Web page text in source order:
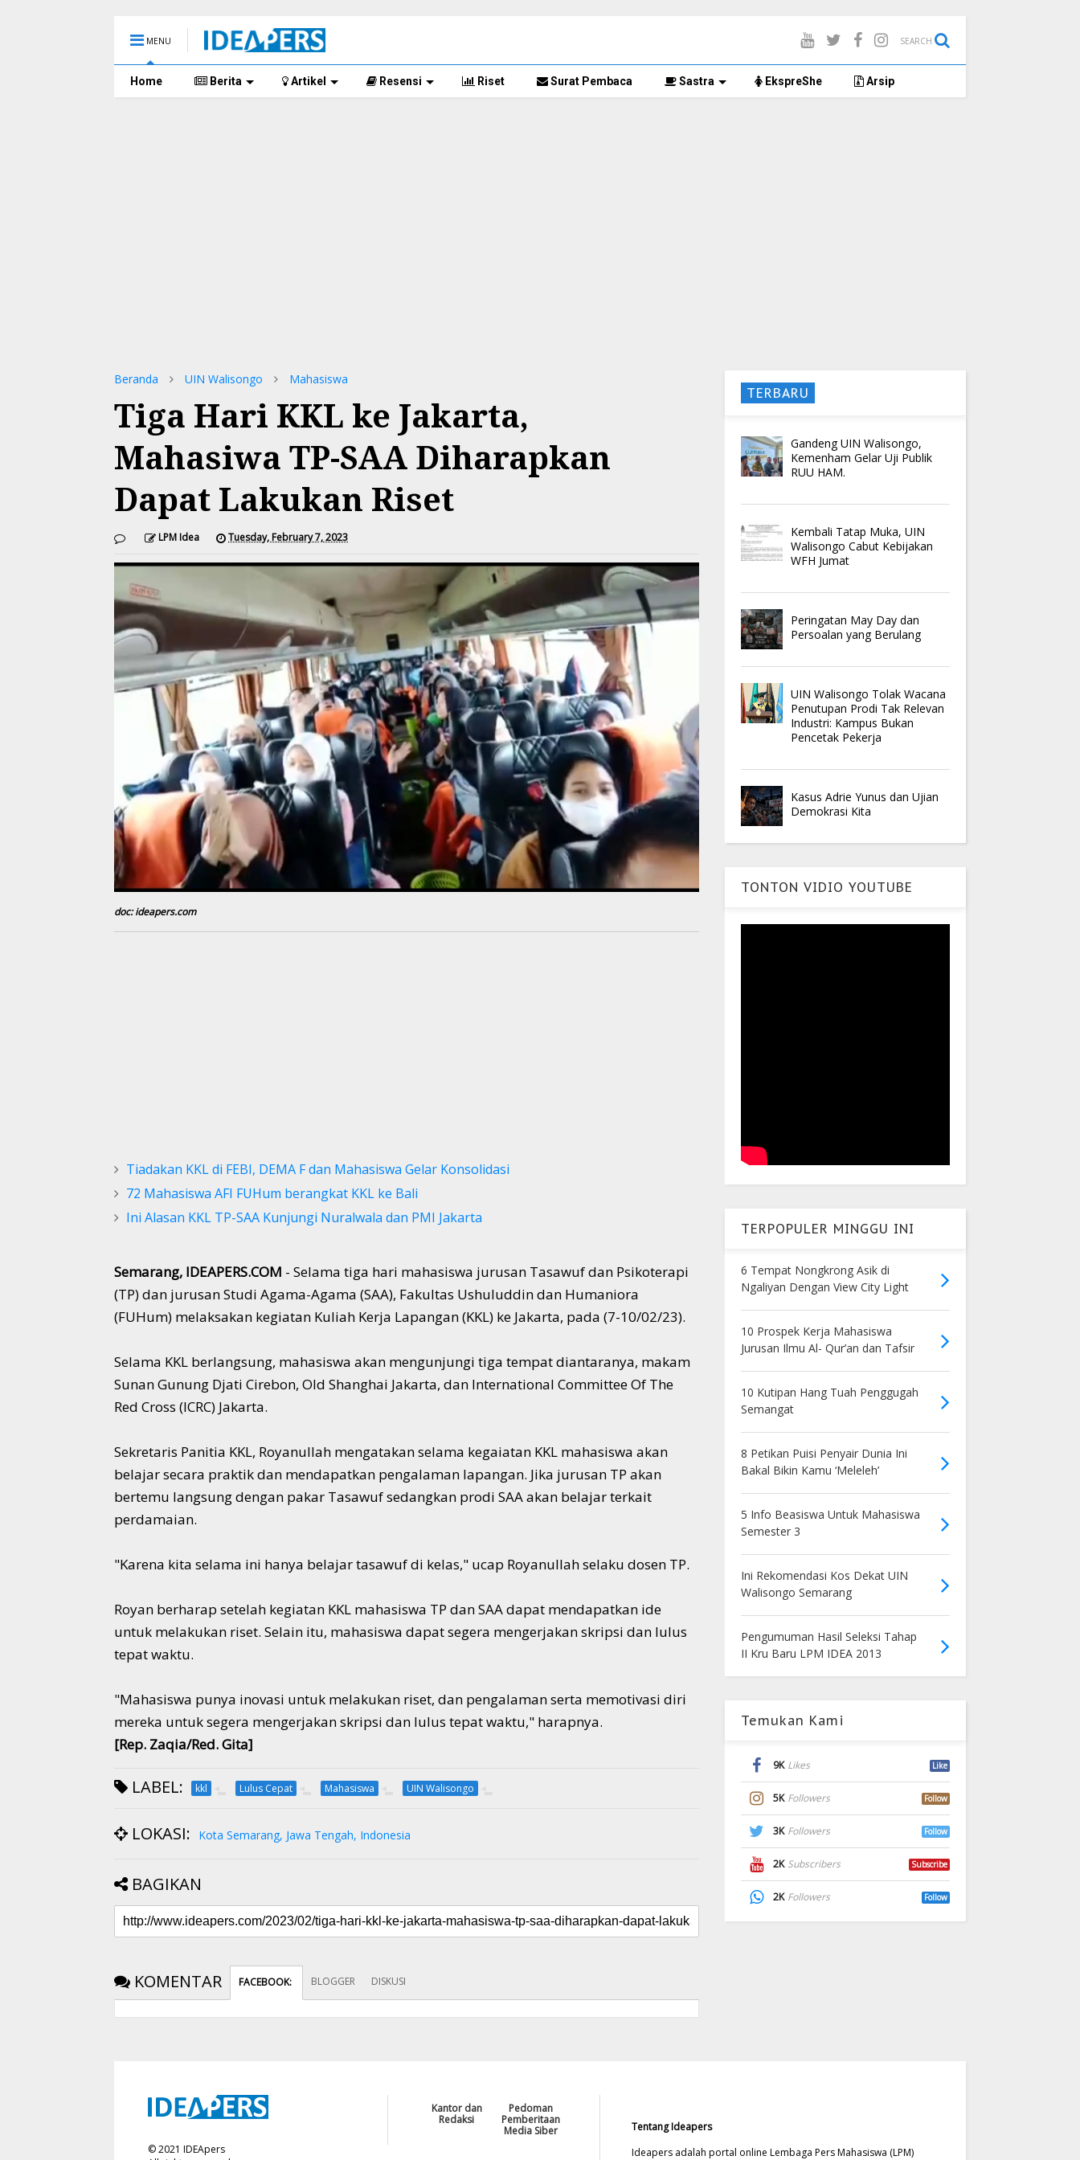
MENU SEARCH
Home Berita Artikel Resensi Riset Surat Pembaca Sastra EkspreShe Arsip
Beranda UIN Walisongo Mahasiswa
Tiga Hari KKL ke Jakarta,
Mahasiwa TP-SAA Diharapkan
Dapat Lakukan Riset
LPM Idea Tuesday, February 7, 2023
doc: ideapers.com
Tiadakan KKL di FEBI, DEMA F dan Mahasiswa Gelar Konsolidasi
72 Mahasiswa AFI FUHum berangkat KKL ke Bali
Ini Alasan KKL TP-SAA Kunjungi Nuralwala dan PMI Jakarta
Semarang, IDEAPERS.COM - Selama tiga hari mahasiswa jurusan Tasawuf dan Psikoterapi
(TP) dan jurusan Studi Agama-Agama (SAA), Fakultas Ushuluddin dan Humaniora
(FUHum) melaksakan kegiatan Kuliah Kerja Lapangan (KKL) ke Jakarta, pada (7-10/02/23).
Selama KKL berlangsung, mahasiswa akan mengunjungi tiga tempat diantaranya, makam
Sunan Gunung Djati Cirebon, Old Shanghai Jakarta, dan International Committee Of The
Red Cross (ICRC) Jakarta.
Sekretaris Panitia KKL, Royanullah mengatakan selama kegaiatan KKL mahasiswa akan
belajar secara praktik dan mendapatkan pengalaman lapangan. Jika jurusan TP akan
bertemu langsung dengan pakar Tasawuf sedangkan prodi SAA akan belajar terkait
perdamaian.
"Karena kita selama ini hanya belajar tasawuf di kelas," ucap Royanullah selaku dosen TP.
Royan berharap setelah kegiatan KKL mahasiswa TP dan SAA dapat mendapatkan ide
untuk melakukan riset. Selain itu, mahasiswa dapat segera mengerjakan skripsi dan lulus
tepat waktu.
"Mahasiswa punya inovasi untuk melakukan riset, dan pengalaman serta memotivasi diri
mereka untuk segera mengerjakan skripsi dan lulus tepat waktu," harapnya.
[Rep. Zaqia/Red. Gita]
LABEL: kkl Lulus Cepat Mahasiswa UIN Walisongo
LOKASI: Kota Semarang, Jawa Tengah, Indonesia
BAGIKAN
KOMENTAR FACEBOOK: BLOGGER DISKUSI
TERBARU
Gandeng UIN Walisongo,
Kemenham Gelar Uji Publik
RUU HAM.
Kembali Tatap Muka, UIN
Walisongo Cabut Kebijakan
WFH Jumat
Peringatan May Day dan
Persoalan yang Berulang
UIN Walisongo Tolak Wacana
Penutupan Prodi Tak Relevan
Industri: Kampus Bukan
Pencetak Pekerja
Kasus Adrie Yunus dan Ujian
Demokrasi Kita
TONTON VIDIO YOUTUBE
TERPOPULER MINGGU INI
6 Tempat Nongkrong Asik di
Ngaliyan Dengan View City Light
10 Prospek Kerja Mahasiswa
Jurusan Ilmu Al- Qur’an dan Tafsir
10 Kutipan Hang Tuah Penggugah
Semangat
8 Petikan Puisi Penyair Dunia Ini
Bakal Bikin Kamu ‘Meleleh’
5 Info Beasiswa Untuk Mahasiswa
Semester 3
Ini Rekomendasi Kos Dekat UIN
Walisongo Semarang
Pengumuman Hasil Seleksi Tahap
II Kru Baru LPM IDEA 2013
Temukan Kami
9K Likes Like
5K Followers Follow
3K Followers Follow
2K Subscribers Subscribe
2K Followers Follow
©2021 IDEApers
Kantor dan
Redaksi
Pedoman
Pemberitaan
Media Siber
Tentang Ideapers
Ideapers adalah portal online Lembaga Pers Mahasiswa (LPM)